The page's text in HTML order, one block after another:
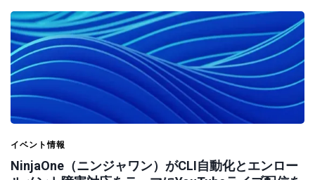
イベント情報
NinjaOne（ニンジャワン）がCLI自動化とエンロー